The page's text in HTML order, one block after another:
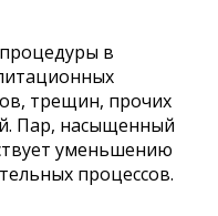
в
трещин, прочих
Пар, насыщенный
уменьшению
процессов.